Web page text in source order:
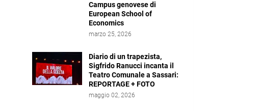
Campus genovese di
European School of
Economics
marzo 25, 2026
Diario di un trapezista,
Sigfrido Ranucci incanta il
Teatro Comunale a Sassari:
REPORTAGE + FOTO
maggio 02, 2026